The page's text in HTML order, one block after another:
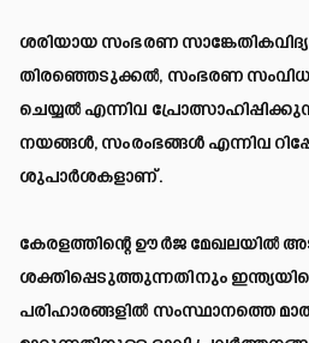
ശരിയായ സംഭരണ സാങ്കേതികവിദ്യ
തിരഞ്ഞെടുക്കൽ, സംഭരണ
ചെയ്യൽ എന്നിവ
നയങ്ങൾ, സംരംഭങ്ങൾ എന്നിവ
ശുപാർശകളാണ്.
കേരളത്തിന്റെ ഊർജ മേഖലയിൽ
ശക്തിപ്പെടുത്തുന്നതിനും
പരിഹാരങ്ങളിൽ സംസ്ഥാനത്തെ